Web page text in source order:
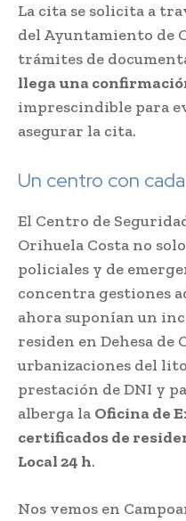
La cita se solicita a
del Ayuntamiento de
trámites de
llega una
imprescindible para
asegurar la cita.
Un centro con
El Centro de
Orihuela Costa no
policiales y de
concentra gestiones
ahora suponían un
residen en Dehesa de
urbanizaciones del
prestación de DNI y
alberga la Oficina de
certificados de
Local 24 h.
Nos vemos en